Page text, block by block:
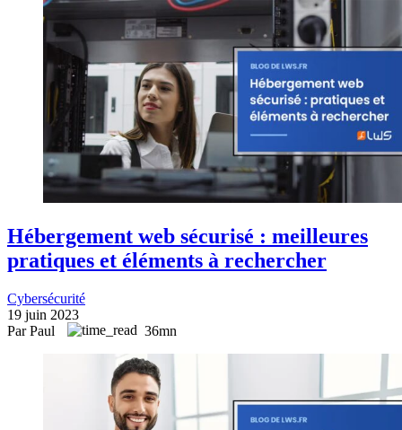
Hébergement web sécurisé : meilleures
pratiques et éléments à rechercher
Cybersécurité
19 juin 2023
Par Paul
36mn